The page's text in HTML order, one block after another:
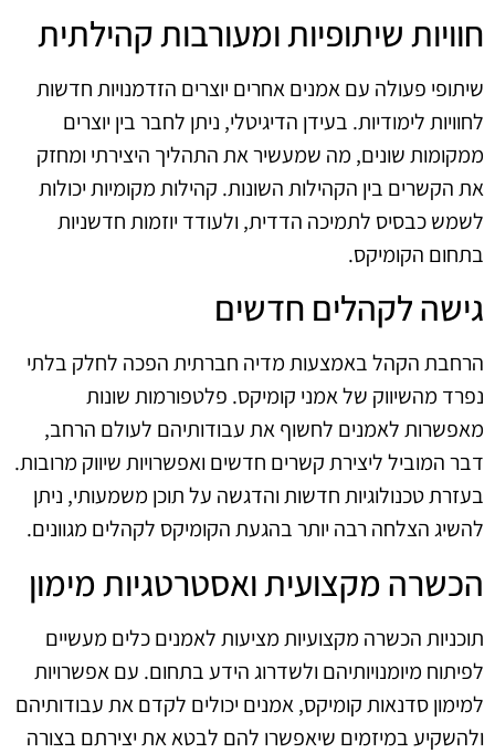
חוויות שיתופיות ומעורבות קהילתית
שיתופי פעולה עם אמנים אחרים יוצרים הזדמנויות חדשות
לחוויות לימודיות. בעידן הדיגיטלי, ניתן לחבר בין יוצרים
ממקומות שונים, מה שמעשיר את התהליך היצירתי ומחזק
את הקשרים בין הקהילות השונות. קהילות מקומיות יכולות
לשמש כבסיס לתמיכה הדדית, ולעודד יוזמות חדשניות
בתחום הקומיקס.
גישה לקהלים חדשים
הרחבת הקהל באמצעות מדיה חברתית הפכה לחלק בלתי
נפרד מהשיווק של אמני קומיקס. פלטפורמות שונות
מאפשרות לאמנים לחשוף את עבודותיהם לעולם הרחב,
דבר המוביל ליצירת קשרים חדשים ואפשרויות שיווק מרובות.
בעזרת טכנולוגיות חדשות והדגשה על תוכן משמעותי, ניתן
להשיג הצלחה רבה יותר בהגעת הקומיקס לקהלים מגוונים.
הכשרה מקצועית ואסטרטגיות מימון
תוכניות הכשרה מקצועיות מציעות לאמנים כלים מעשיים
לפיתוח מיומנויותיהם ולשדרוג הידע בתחום. עם אפשרויות
למימון סדנאות קומיקס, אמנים יכולים לקדם את עבודותיהם
ולהשקיע במיזמים שיאפשרו להם לבטא את יצירתם בצורה